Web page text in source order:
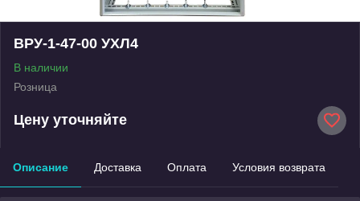
ВРУ-1-47-00 УХЛ4
В наличии
Розница
Цену уточняйте
Описание Доставка Оплата Условия возврата